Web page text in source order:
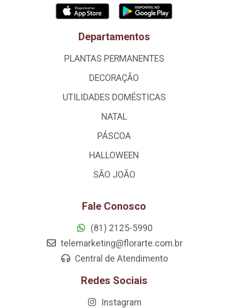
Departamentos
PLANTAS PERMANENTES
DECORAÇÃO
UTILIDADES DOMÉSTICAS
NATAL
PÁSCOA
HALLOWEEN
SÃO JOÃO
Fale Conosco
(81) 2125-5990
telemarketing@florarte.com.br
Central de Atendimento
Redes Sociais
Instagram